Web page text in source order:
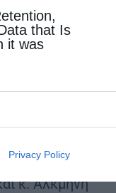
that Is
it was
Privacy Policy
της
και την
κ. Αθανασία
τους στη
κ. Αλκμήνη